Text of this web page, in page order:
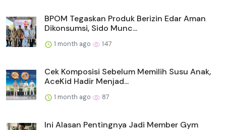
BPOM Tegaskan Produk Berizin Edar Aman
Dikonsumsi, Sido Munc...
1 month ago 147
Cek Komposisi Sebelum Memilih Susu Anak,
AceKid Hadir Menjad...
1 month ago 87
Ini Alasan Pentingnya Jadi Member Gym